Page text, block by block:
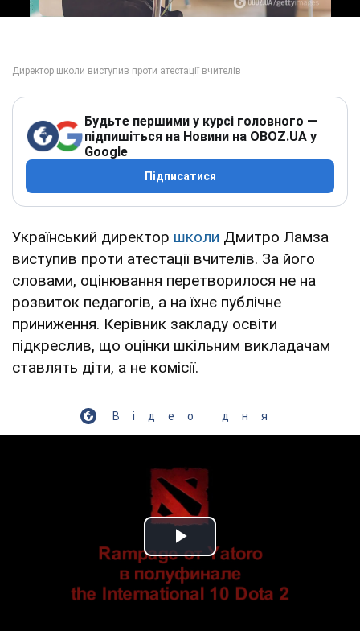
Будьте першими у курсі головного —
підпишіться на Новини на OBOZ.UA у
Google
Підписатися
Український директор школи Дмитро Ламза
виступив проти атестації вчителів. За його
словами, оцінювання перетворилося не на
розвиток педагогів, а на їхнє публічне
приниження. Керівник закладу освіти
підкреслив, що оцінки шкільним викладачам
ставлять діти, а не комісії.
Відео дня
Play Video